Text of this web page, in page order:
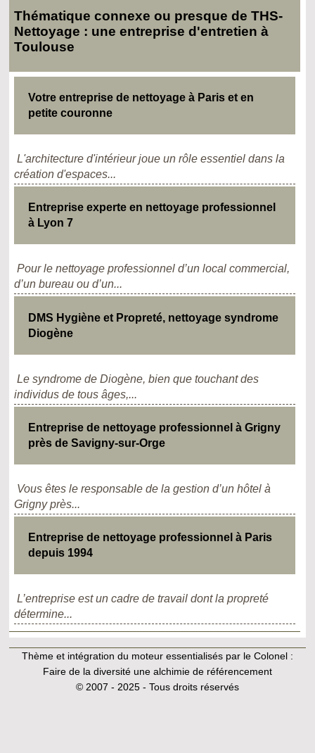
Thématique connexe ou presque de THS-
Nettoyage : une entreprise d'entretien à
Toulouse
Votre entreprise de nettoyage à Paris et en
petite couronne
L'architecture d'intérieur joue un rôle essentiel dans la
création d'espaces...
Entreprise experte en nettoyage professionnel
à Lyon 7
Pour le nettoyage professionnel d’un local commercial,
d’un bureau ou d’un...
DMS Hygiène et Propreté, nettoyage syndrome
Diogène
Le syndrome de Diogène, bien que touchant des
individus de tous âges,...
Entreprise de nettoyage professionnel à Grigny
près de Savigny-sur-Orge
Vous êtes le responsable de la gestion d’un hôtel à
Grigny près...
Entreprise de nettoyage professionnel à Paris
depuis 1994
L’entreprise est un cadre de travail dont la propreté
détermine...
Thème et intégration du moteur essentialisés par le Colonel :
Faire de la diversité une alchimie de référencement
© 2007 - 2025 - Tous droits réservés